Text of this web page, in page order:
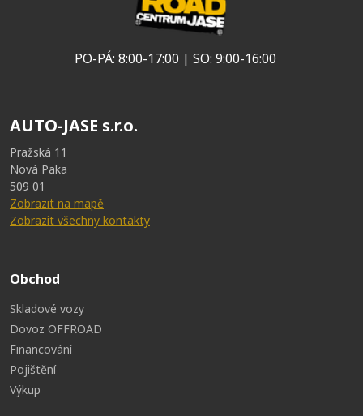
PO-PÁ: 8:00-17:00 | SO: 9:00-16:00
AUTO-JASE s.r.o.
Pražská 11
Nová Paka
509 01
Zobrazit na mapě
Zobrazit všechny kontakty
Obchod
Skladové vozy
Dovoz OFFROAD
Financování
Pojištění
Výkup